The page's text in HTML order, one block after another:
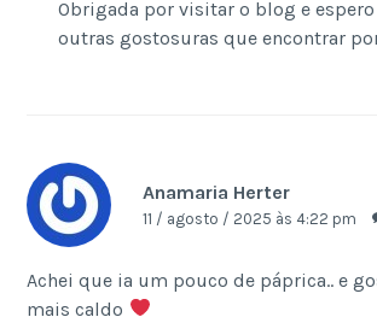
Obrigada por visitar o blog e
outras gostosuras que encontrar
Anamaria Herter
11 / agosto / 2025 às 4:22 pm
Achei que ia um pouco de páprica.. e
mais caldo